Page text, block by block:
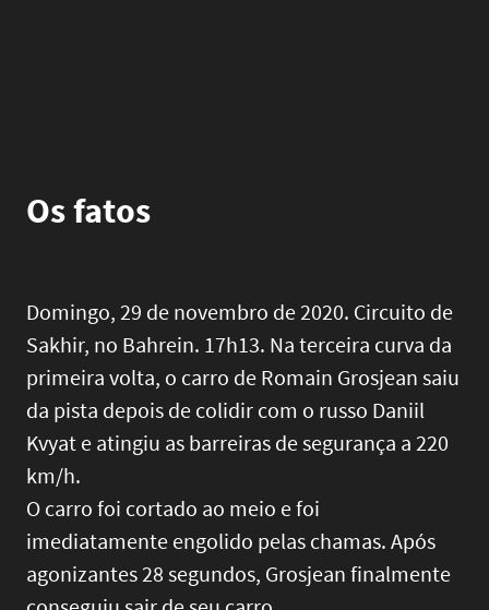
Os fatos
Domingo, 29 de novembro de 2020. Circuito de
Sakhir, no Bahrein. 17h13. Na terceira curva da
primeira volta, o carro de Romain Grosjean saiu
da pista depois de colidir com o russo Daniil
Kvyat e atingiu as barreiras de segurança a 220
km/h.
O carro foi cortado ao meio e foi
imediatamente engolido pelas chamas. Após
agonizantes 28 segundos, Grosjean finalmente